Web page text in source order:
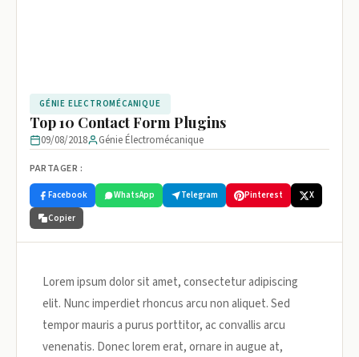
GÉNIE ELECTROMÉCANIQUE
Top 10 Contact Form Plugins
09/08/2018 Génie Électromécanique
PARTAGER :
Facebook WhatsApp Telegram Pinterest
X
Copier
Lorem ipsum dolor sit amet, consectetur adipiscing
elit. Nunc imperdiet rhoncus arcu non aliquet. Sed
tempor mauris a purus porttitor, ac convallis arcu
venenatis. Donec lorem erat, ornare in augue at,